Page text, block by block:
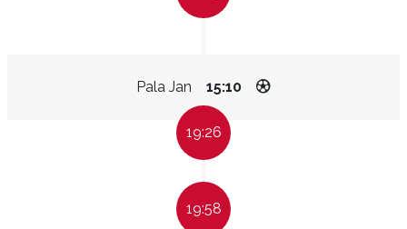
Pala Jan 15:10
19:26
19:58